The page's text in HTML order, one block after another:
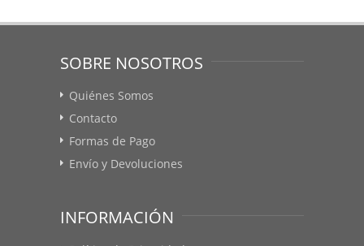
SOBRE NOSOTROS
Quiénes Somos
Contacto
Formas de Pago
Envío y Devoluciones
INFORMACIÓN